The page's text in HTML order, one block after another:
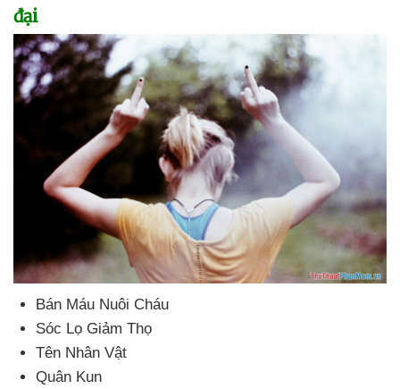
đại
Bán Máu Nuôi Cháu
Sóc Lọ Giảm Thọ
Tên Nhân Vật
Quân Kun